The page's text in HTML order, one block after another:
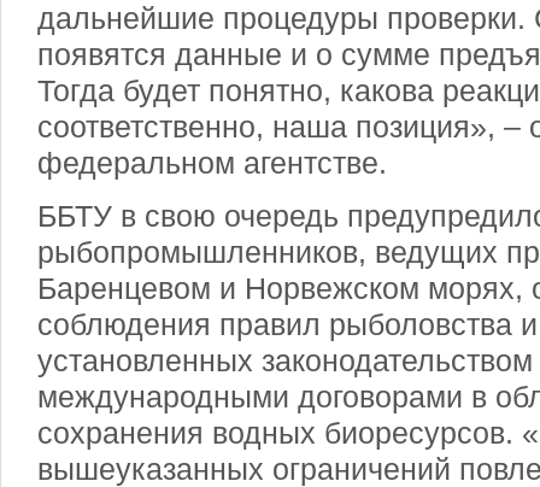
дальнейшие процедуры проверки.
появятся данные и о сумме
Тогда будет понятно, какова
соответственно, наша позиция», –
федеральном агентстве.
ББТУ в свою очередь
рыбопромышленников, ведущих
Баренцевом и Норвежском морях,
соблюдения правил рыболовства
установленных
международными договорами в
сохранения водных биоресурсов.
вышеуказанных ограничений